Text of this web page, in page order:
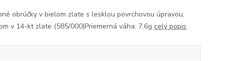
obrúčky v bielom zlate s lesklou povrchovou úpravou,
v 14-kt zlate (585/000)Priemerná váha: 7,6g celý popis